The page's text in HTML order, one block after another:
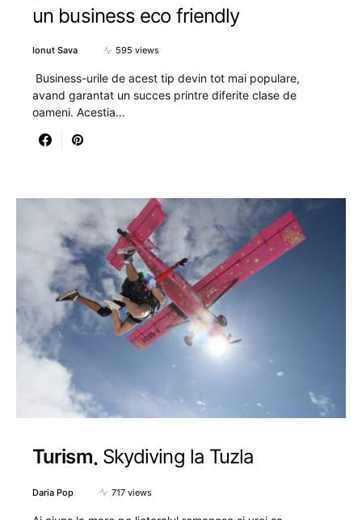
un business eco friendly
Ionut Sava 595 views
Business-urile de acest tip devin tot mai populare,
avand garantat un succes printre diferite clase de
oameni. Acestia…
Turism Skydiving la Tuzla
Daria Pop 717 views